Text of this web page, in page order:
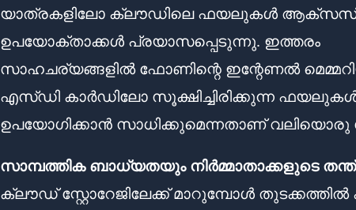
യാത്രകളിലോ ക്ലൗഡിലെ ഫയലുകൾ
ഉപയോക്താക്കൾ പ്രയാസപ്പെടുന്നു. ഇത്തരം
സാഹചര്യങ്ങളിൽ ഫോണിന്റെ ഇന്റേണൽ
എസ്ഡി കാർഡിലോ സൂക്ഷിച്ചിരിക്കുന്ന ഫയലുകൾ
ഉപയോഗിക്കാൻ സാധിക്കുമെന്നതാണ് വലിയൊരു
സാമ്പത്തിക ബാധ്യതയും നിർമ്മാതാക്കളുടെ
ക്ലൗഡ് സ്റ്റോറേജിലേക്ക് മാറുമ്പോൾ